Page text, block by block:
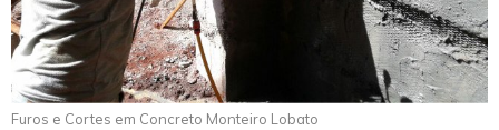
Furos e Cortes em Concreto Monteiro Lobato